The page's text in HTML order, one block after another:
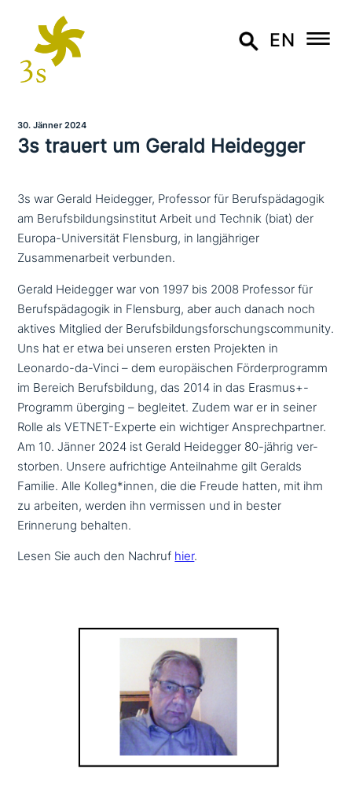
EN
30. Jänner 2024
3s trauert um Gerald Heidegger
3s war Gerald Heidegger, Professor für Berufspädagogik
am Berufsbildungsinstitut Arbeit und Technik (biat) der
Europa-Universität Flensburg, in langjähriger
Zusammenarbeit verbunden.
Gerald Heidegger war von 1997 bis 2008 Professor für
Berufspädagogik in Flensburg, aber auch danach noch
aktives Mitglied der Berufsbildungsforschungscommunity.
Uns hat er etwa bei unseren ersten Projekten in
Leonardo-da-Vinci – dem euro­päi­schen Förderprogramm
im Bereich Berufsbildung, das 2014 in das Erasmus+-
Programm überging – begleitet. Zudem war er in seiner
Rolle als VETNET-Experte ein wichtiger Ansprechpartner.
Am 10. Jänner 2024 ist Gerald Heidegger 80-jährig ver­
stor­ben. Unsere auf­rich­ti­ge Anteilnahme gilt Geralds
Familie. Alle Kolleg*innen, die die Freude hatten, mit ihm
zu arbeiten, werden ihn vermissen und in bester
Erinnerung behalten.
Lesen Sie auch den Nachruf hier.